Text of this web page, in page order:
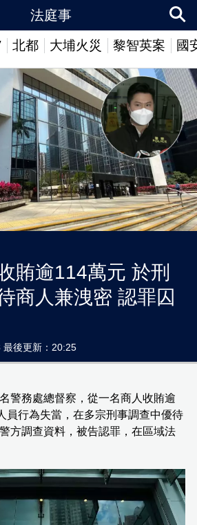
北都 大埔火災 黎智英案 國
法庭事
賄逾114萬元 於刑
商人兼洩密 認罪囚
後更新：20:25
警務處總督察，從一名商人收賄逾
員行為失當，在多宗刑事調查中優待
方調查資料，被告認罪，在區域法